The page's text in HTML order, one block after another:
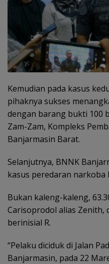
Kemudian pada kasus
pihaknya sukses
dengan barang bukti 100
Zam-Zam, Kompleks
Banjarmasin Barat.
Selanjutnya, BNNK
kasus peredaran
Bukan kaleng-kaleng,
Carisoprodol alias Zenith,
berinisial R.
“Pelaku diciduk di Jalan
Banjarmasin, pada 22